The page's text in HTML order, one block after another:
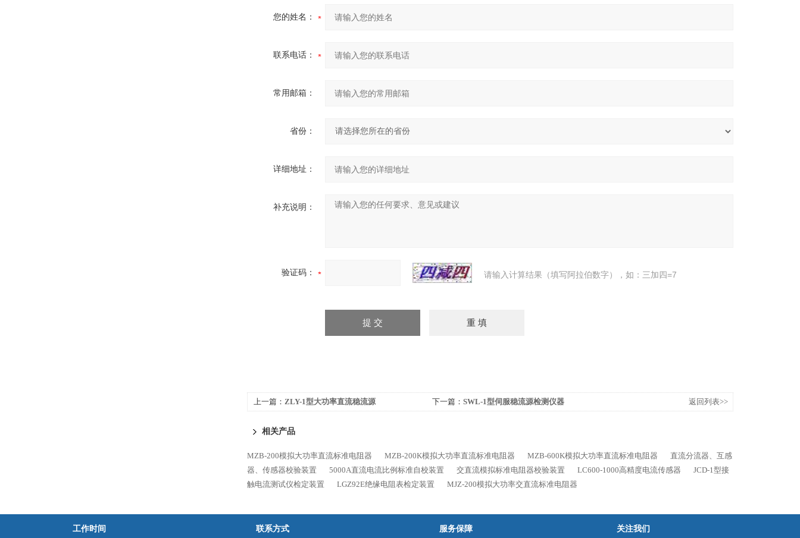
您的姓名：
联系电话：
常用邮箱：
省份：
详细地址：
补充说明：
验证码： 请输入计算结果（填写阿拉伯数字），如：三加四=7
上一篇： ZLY-1型大功率直流稳流源 下一篇： SWL-1型伺服稳流源检测仪器 返回列表>>
相关产品
MZB-200模拟大功率直流标准电阻器 MZB-200K模拟大功率直流标准电阻器 MZB-600K模拟大功率直流标准电阻器
直流分流器、互感
器、传感器校验装置
5000A直流电流比例标准自校装置 交直流模拟标准电阻器校验装置 LC600-1000高精度电流传感器
JCD-1型接
触电流测试仪检定装置
LGZ92E绝缘电阻表检定装置 MJZ-200模拟大功率交直流标准电阻器
工作时间 联系方式 服务保障 关注我们